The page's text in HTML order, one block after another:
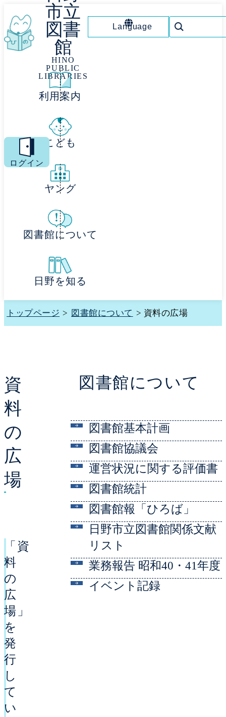
市立
図書
館
HINO
PUBLIC
LIBRARIES
Language
MENU
ログイン
利用案内
こども
ヤング
図書館について
日野を知る
トップページ > 図書館について > 資料の広場
資
料
の
広
場
「資
料
の
広
場」
を
発
行
し
て
い
図書館について
図書館基本計画
図書館協議会
運営状況に関する評価書
図書館統計
図書館報「ひろば」
日野市立図書館関係文献
リスト
業務報告 昭和40・41年度
イベント記録